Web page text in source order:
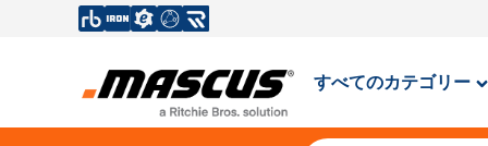
すべてのカテゴリー